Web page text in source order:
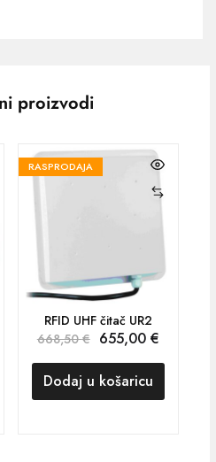
proizvodi
RASPRODAJA
RFID UHF čitač UR2
668,50€ 655,00 €
Dodaj u košaricu